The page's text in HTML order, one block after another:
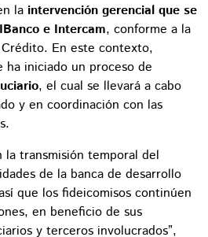
la intervención gerencial que se
e Intercam, conforme a la
En este contexto,
ha iniciado un proceso de
, el cual se llevará a cabo
y en coordinación con las
la transmisión temporal del
de la banca de desarrollo
que los fideicomisos continúen
en beneficio de sus
y terceros involucrados”,